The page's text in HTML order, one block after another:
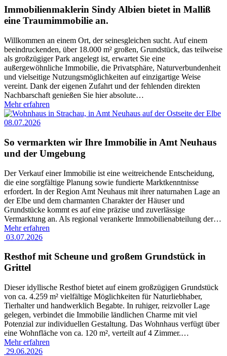
Immobilienmaklerin Sindy Albien bietet in Malliß
eine Traumimmobilie an.
Willkommen an einem Ort, der seinesgleichen sucht. Auf einem
beeindruckenden, über 18.000 m² großen, Grundstück, das teilweise
als großzügiger Park angelegt ist, erwartet Sie eine
außergewöhnliche Immobilie, die Privatsphäre, Naturverbundenheit
und vielseitige Nutzungsmöglichkeiten auf einzigartige Weise
vereint. Dank der eigenen Zufahrt und der fehlenden direkten
Nachbarschaft genießen Sie hier absolute…
Mehr erfahren
08.07.2026
So vermarkten wir Ihre Immobilie in Amt Neuhaus
und der Umgebung
Der Verkauf einer Immobilie ist eine weitreichende Entscheidung,
die eine sorgfältige Planung sowie fundierte Marktkenntnisse
erfordert. In der Region Amt Neuhaus mit ihrer naturnahen Lage an
der Elbe und dem charmanten Charakter der Häuser und
Grundstücke kommt es auf eine präzise und zuverlässige
Vermarktung an. Als regional verankerte Immobilienabteilung der…
Mehr erfahren
03.07.2026
Resthof mit Scheune und großem Grundstück in
Grittel
Dieser idyllische Resthof bietet auf einem großzügigen Grundstück
von ca. 4.259 m² vielfältige Möglichkeiten für Naturliebhaber,
Tierhalter und handwerklich Begabte. In ruhiger, reizvoller Lage
gelegen, verbindet die Immobilie ländlichen Charme mit viel
Potenzial zur individuellen Gestaltung. Das Wohnhaus verfügt über
eine Wohnfläche von ca. 120 m², verteilt auf 4 Zimmer.…
Mehr erfahren
29.06.2026